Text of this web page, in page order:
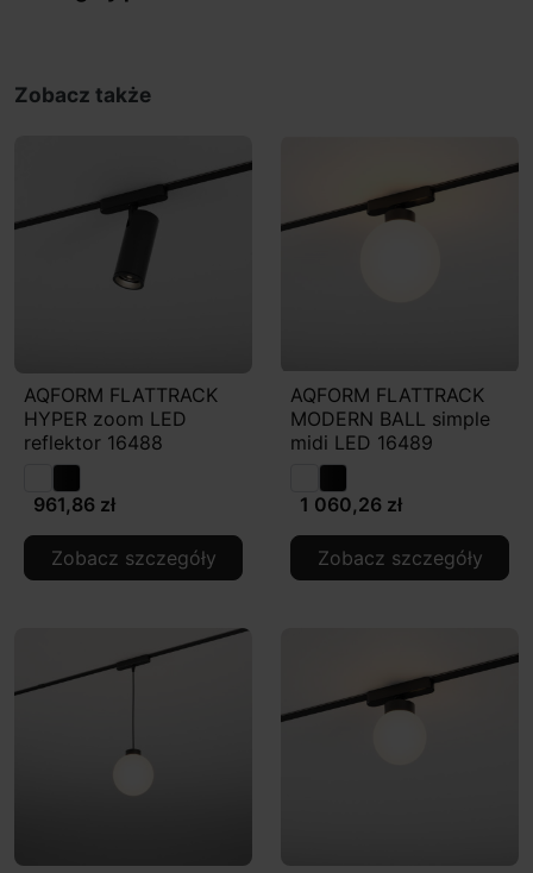
Zobacz także
AQFORM FLATTRACK
HYPER zoom LED
reflektor 16488
961,86 zł
Zobacz szczegóły
AQFORM FLATTRACK
MODERN BALL simple
midi LED 16489
1 060,26 zł
Zobacz szczegóły